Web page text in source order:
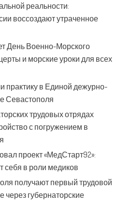
реальности:
воссоздают утраченное
День Военно-Морского
и морские уроки для всех
практику в Единой дежурно-
Севастополя
трудовых отрядах
с погружением в
проект «МедСтарт92»:
себя в роли медиков
получают первый трудовой
через губернаторские